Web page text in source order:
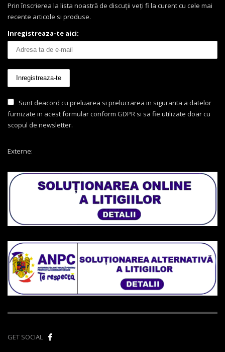
Prin înscrierea la lista noastră de discuții veți fi la curent cu cele mai
recente articole si produse.
Inregistreaza-te aici:
Sunt deacord cu preluarea si prelucrarea in siguranta a datelor
furnizate in acest formular conform GDPR si sa fie utilizate doar cu
scopul de newsletter.
Externe:
GET SOCIAL